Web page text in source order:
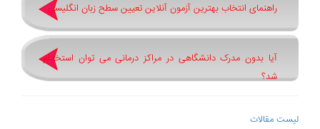
راهنمای انتخاب بهترین آزمون آنلاین تعیین سطح زبان انگلیسی
آیا بدون مدرک دانشگاهی در مراکز درمانی می توان استخدام
شد؟
لیست مقالات